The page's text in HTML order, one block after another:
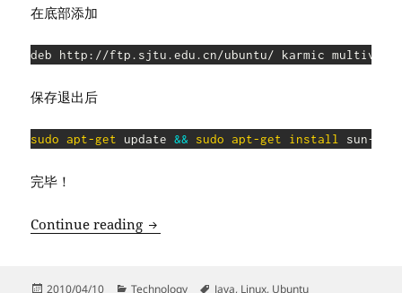
在底部添加
保存退出后
sudo apt-get update && sudo apt-get install
完毕！
Continue reading 在 Ubuntu Lucid 下请回 Sun Java6 Jre,
Posted
2010/04/10 Categories
Technology Tags
Java, Linux, Ubuntu